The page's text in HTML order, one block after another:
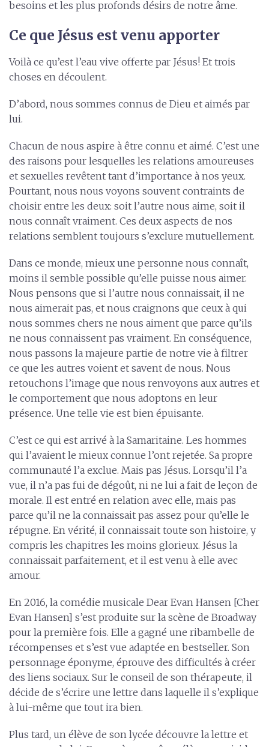
besoins et les plus profonds désirs de notre âme.
Ce que Jésus est venu apporter
Voilà ce qu’est l’eau vive offerte par Jésus! Et trois
choses en découlent.
D’abord, nous sommes connus de Dieu et aimés par
lui.
Chacun de nous aspire à être connu et aimé. C’est une
des raisons pour lesquelles les relations amoureuses
et sexuelles revêtent tant d’importance à nos yeux.
Pourtant, nous nous voyons souvent contraints de
choisir entre les deux: soit l’autre nous aime, soit il
nous connaît vraiment. Ces deux aspects de nos
relations semblent toujours s’exclure mutuellement.
Dans ce monde, mieux une personne nous connaît,
moins il semble possible qu’elle puisse nous aimer.
Nous pensons que si l’autre nous connaissait, il ne
nous aimerait pas, et nous craignons que ceux à qui
nous sommes chers ne nous aiment que parce qu’ils
ne nous connaissent pas vraiment. En conséquence,
nous passons la majeure partie de notre vie à filtrer
ce que les autres voient et savent de nous. Nous
retouchons l’image que nous renvoyons aux autres et
le comportement que nous adoptons en leur
présence. Une telle vie est bien épuisante.
C’est ce qui est arrivé à la Samaritaine. Les hommes
qui l’avaient le mieux connue l’ont rejetée. Sa propre
communauté l’a exclue. Mais pas Jésus. Lorsqu’il l’a
vue, il n’a pas fui de dégoût, ni ne lui a fait de leçon de
morale. Il est entré en relation avec elle, mais pas
parce qu’il ne la connaissait pas assez pour qu’elle le
répugne. En vérité, il connaissait toute son histoire, y
compris les chapitres les moins glorieux. Jésus la
connaissait parfaitement, et il est venu à elle avec
amour.
En 2016, la comédie musicale Dear Evan Hansen [Cher
Evan Hansen] s’est produite sur la scène de Broadway
pour la première fois. Elle a gagné une ribambelle de
récompenses et s’est vue adaptée en bestseller. Son
personnage éponyme, éprouve des difficultés à créer
des liens sociaux. Sur le conseil de son thérapeute, il
décide de s’écrire une lettre dans laquelle il s’explique
à lui-même que tout ira bien.
Plus tard, un élève de son lycée découvre la lettre et